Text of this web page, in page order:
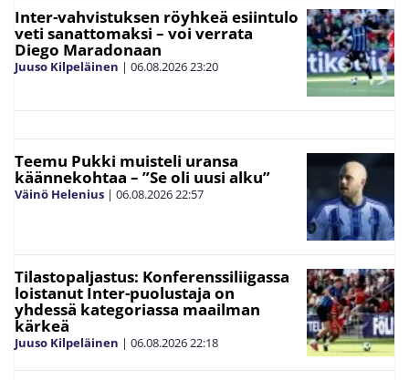
Inter-vahvistuksen röyhkeä esiintulo
veti sanattomaksi – voi verrata
Diego Maradonaan
Juuso Kilpeläinen | 06.08.202623:20
Teemu Pukki muisteli uransa
käännekohtaa – ”Se oli uusi alku”
Väinö Helenius | 06.08.202622:57
Tilastopaljastus: Konferenssiliigassa
loistanut Inter-puolustaja on
yhdessä kategoriassa maailman
kärkeä
Juuso Kilpeläinen | 06.08.202622:18